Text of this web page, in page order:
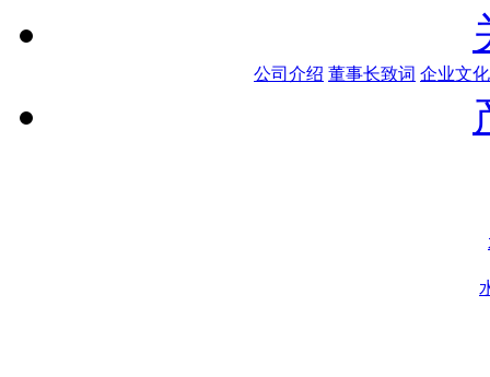
公司介绍 董事长致词 企业文化